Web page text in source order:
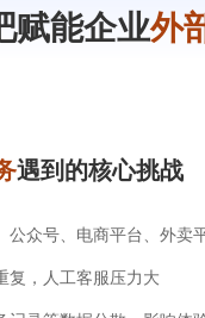
赋能企业外
遇到的核心挑战
公众号、电商平台、外卖
复，人工客服压力大